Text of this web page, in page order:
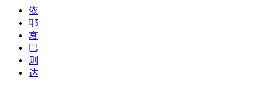
依
耶
哀
巴
则
达